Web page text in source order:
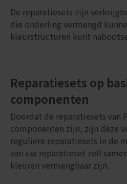
De reparatiesets zijn
die onderling vermengd
kleurstructuren kunt
Reparatiesets op
componenten
Doordat de reparatiesets van
componenten zijn, zijn deze
reguliere reparatiesets in de
van uw reparatieset zelf
kleuren vermengbaar zijn.